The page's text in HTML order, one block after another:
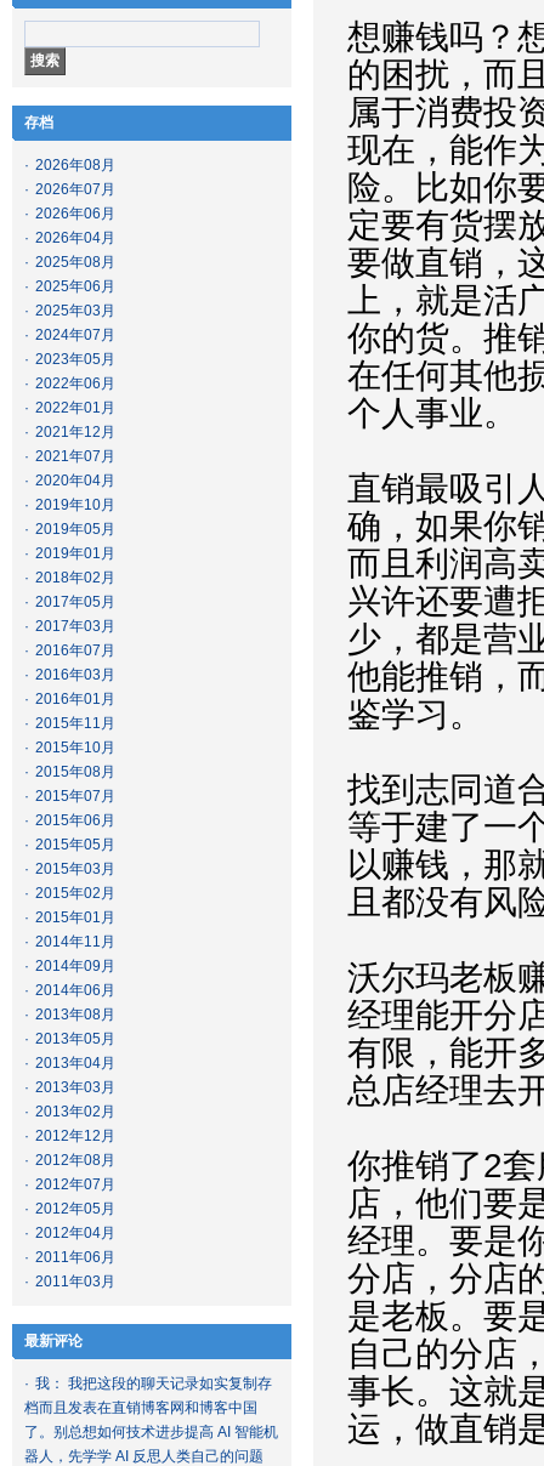
存档
· 2026年08月
· 2026年07月
· 2026年06月
· 2026年04月
· 2025年08月
· 2025年06月
· 2025年03月
· 2024年07月
· 2023年05月
· 2022年06月
· 2022年01月
· 2021年12月
· 2021年07月
· 2020年04月
· 2019年10月
· 2019年05月
· 2019年01月
· 2018年02月
· 2017年05月
· 2017年03月
· 2016年07月
· 2016年03月
· 2016年01月
· 2015年11月
· 2015年10月
· 2015年08月
· 2015年07月
· 2015年06月
· 2015年05月
· 2015年03月
· 2015年02月
· 2015年01月
· 2014年11月
· 2014年09月
· 2014年06月
· 2013年08月
· 2013年05月
· 2013年04月
· 2013年03月
· 2013年02月
· 2012年12月
· 2012年08月
· 2012年07月
· 2012年05月
· 2012年04月
· 2011年06月
· 2011年03月
最新评论
· 我： 我把这段的聊天记录如实复制存
档而且发表在直销博客网和博客中国
了。别总想如何技术进步提高 AI 智能机
器人，先学学 AI 反思人类自己的问题
想赚钱吗？
的困扰，而
属于消费投
现在，能作
险。比如你
定要有货摆
要做直销，
上，就是活
你的货。推
在任何其他
个人事业。
直销最吸引
确，如果你
而且利润高
兴许还要遭
少，都是营
他能推销，
鉴学习。
找到志同道
等于建了一
以赚钱，那
且都没有风
沃尔玛老板
经理能开分
有限，能开
总店经理去
你推销了2
店，他们要
经理。要是
分店，分店
是老板。要
自己的分店
事长。这就
运，做直销